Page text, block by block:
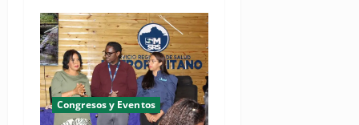
Congresos y Eventos